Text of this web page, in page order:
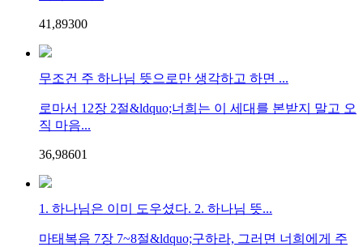
41,89300
무조건 주 하나님 뜻으로만 생각하고 하면 ...
로마서 12장 2절&ldquo;너희는 이 세대를 본받지 말고 오
직 마음...
36,98601
1. 하나님은 이미 도우셨다. 2. 하나님 뜻...
마태복음 7장 7~8절&ldquo;구하라, 그러면 너희에게 주